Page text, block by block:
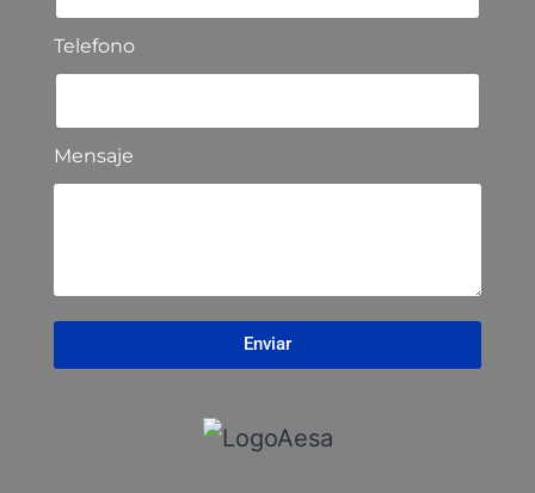
Telefono
Mensaje
Enviar